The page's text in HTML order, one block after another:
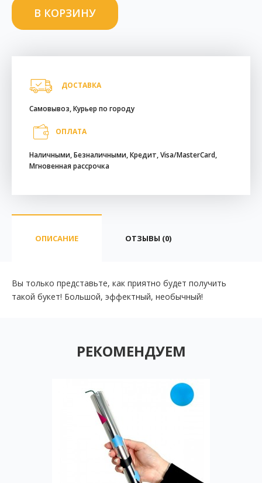
ДОСТАВКА
Самовывоз, Курьер по городу
ОПЛАТА
Наличными, Безналичными, Кредит, Visa/MasterCard,
Мгновенная рассрочка
ОПИСАНИЕ ОТЗЫВЫ (0)
Вы только представьте, как приятно будет получить
такой букет! Большой, эффектный, необычный!
РЕКОМЕНДУЕМ